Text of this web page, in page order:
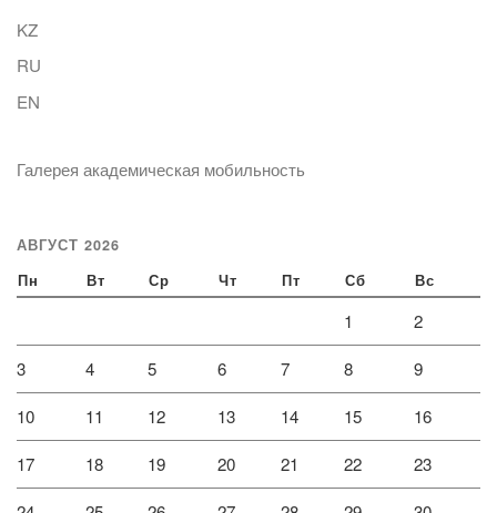
KZ
RU
EN
Галерея академическая мобильность
АВГУСТ 2026
Пн Вт Ср Чт Пт Сб Вс
1 2
3 4 5 6 7 8 9
10 11 12 13 14 15 16
17 18 19 20 21 22 23